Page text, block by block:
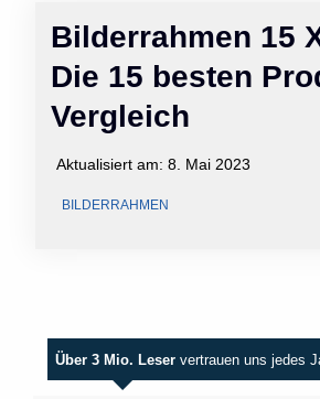
Bilderrahmen 15
Die 15 besten
Vergleich
Aktualisiert am: 8. Mai 2023
BILDERRAHMEN
Über 3 Mio. Leser vertrauen uns jedes